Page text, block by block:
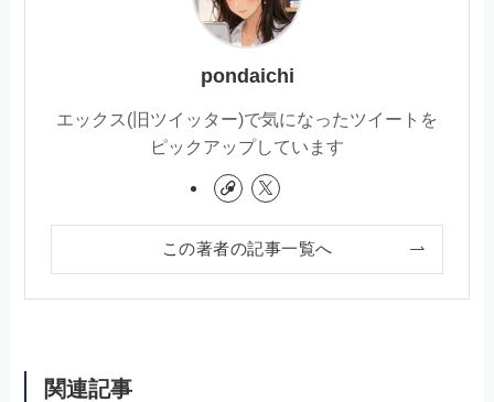
pondaichi
エックス(旧ツイッター)で気になったツイートを
ピックアップしています
この著者の記事一覧へ
関連記事